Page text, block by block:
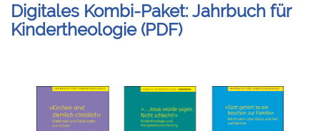
Digitales Kombi-Paket: Jahrbuch für
Kindertheologie (PDF)